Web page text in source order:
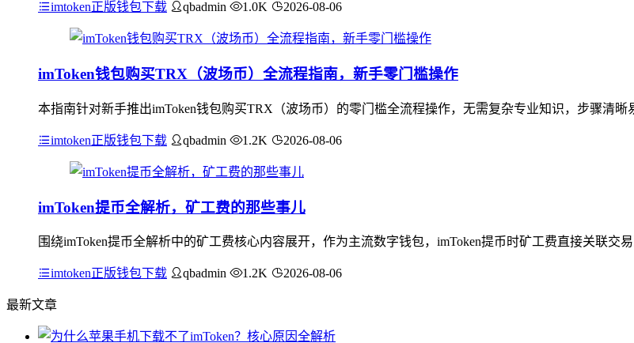
imtoken正版钱包下载 qbadmin 1.0K 2026-08-06
imToken钱包购买TRX（波场币）全流程指南，新手零门槛操作
本指南针对新手推出imToken钱包购买TRX（波场币）的零门槛全流程操作，无需复杂专业知识，步骤清
imtoken正版钱包下载 qbadmin 1.2K 2026-08-06
imToken提币全解析，矿工费的那些事儿
围绕imToken提币全解析中的矿工费核心内容展开，作为主流数字钱包，imToken提币时矿工费直接关联
imtoken正版钱包下载 qbadmin 1.2K 2026-08-06
最新文章